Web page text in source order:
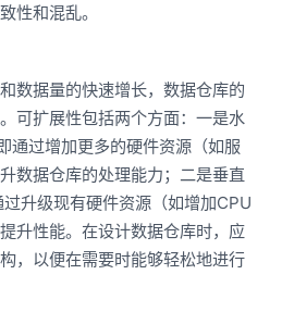
性和混乱。
数据量的快速增长，数据仓库的
可扩展性包括两个方面：一是水
通过增加更多的硬件资源（如服
数据仓库的处理能力；二是垂直
升级现有硬件资源（如增加CPU
升性能。在设计数据仓库时，应
，以便在需要时能够轻松地进行